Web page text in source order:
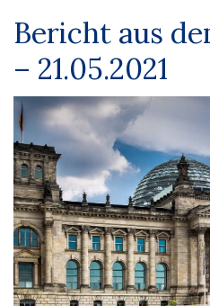
Bericht aus
– 21.05.2021